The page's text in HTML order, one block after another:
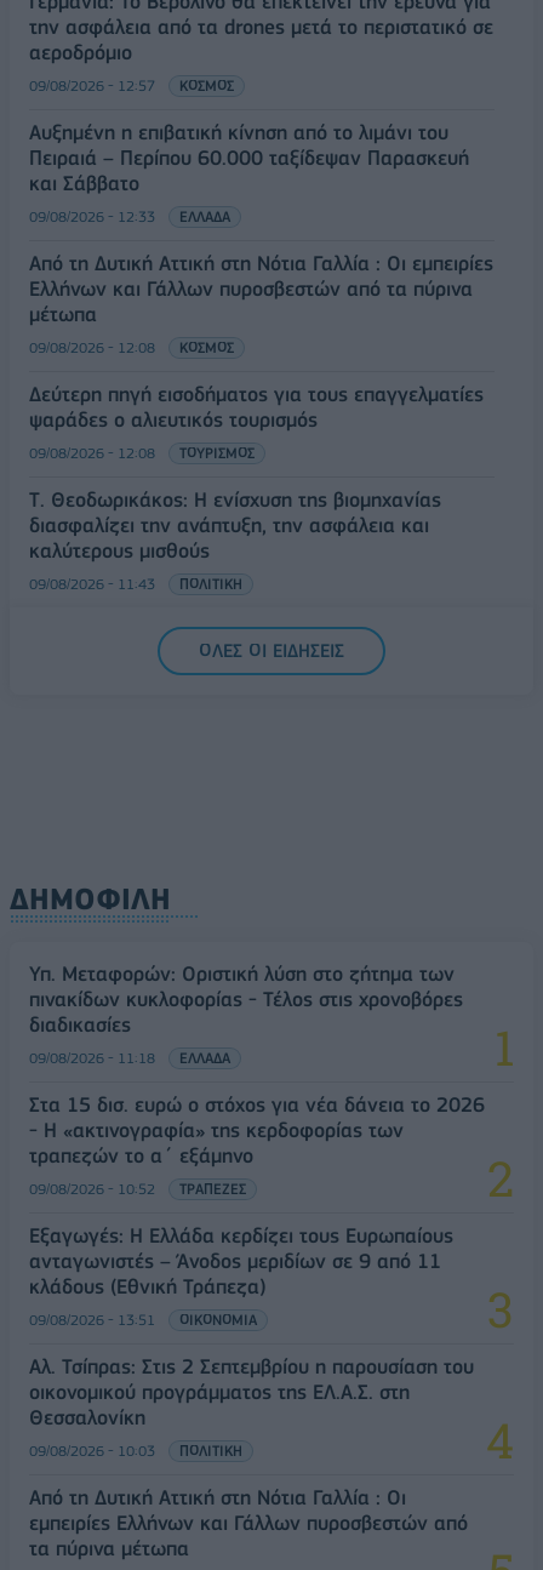
την ασφάλεια από τα drones μετά το περιστατικό σε
αεροδρόμιο
09/08/2026 - 12:57 ΚΟΣΜΟΣ
Αυξημένη η επιβατική κίνηση από το λιμάνι του
Πειραιά – Περίπου 60.000 ταξίδεψαν Παρασκευή
και Σάββατο
09/08/2026 - 12:33 ΕΛΛΑΔΑ
Από τη Δυτική Αττική στη Νότια Γαλλία : Οι εμπειρίες
Ελλήνων και Γάλλων πυροσβεστών από τα πύρινα
μέτωπα
09/08/2026 - 12:08 ΚΟΣΜΟΣ
Δεύτερη πηγή εισοδήματος για τους επαγγελματίες
ψαράδες ο αλιευτικός τουρισμός
09/08/2026 - 12:08 ΤΟΥΡΙΣΜΟΣ
Τ. Θεοδωρικάκος: Η ενίσχυση της βιομηχανίας
διασφαλίζει την ανάπτυξη, την ασφάλεια και
καλύτερους μισθούς
09/08/2026 - 11:43 ΠΟΛΙΤΙΚΗ
Υπ. Μεταφορών: Οριστική λύση στο ζήτημα των
πινακίδων κυκλοφορίας - Τέλος στις χρονοβόρες
ΟΛΕΣ ΟΙ ΕΙΔΗΣΕΙΣ
ΔΗΜΟΦΙΛΗ
Υπ. Μεταφορών: Οριστική λύση στο ζήτημα των
πινακίδων κυκλοφορίας - Τέλος στις χρονοβόρες
διαδικασίες
09/08/2026 - 11:18 ΕΛΛΑΔΑ
Στα 15 δισ. ευρώ ο στόχος για νέα δάνεια το 2026
- Η «ακτινογραφία» της κερδοφορίας των
τραπεζών το α΄ εξάμηνο
09/08/2026 - 10:52 ΤΡΑΠΕΖΕΣ
Εξαγωγές: Η Ελλάδα κερδίζει τους Ευρωπαίους
ανταγωνιστές – Άνοδος μεριδίων σε 9 από 11
κλάδους (Εθνική Τράπεζα)
09/08/2026 - 13:51 ΟΙΚΟΝΟΜΙΑ
Αλ. Τσίπρας: Στις 2 Σεπτεμβρίου η παρουσίαση του
οικονομικού προγράμματος της ΕΛ.Α.Σ. στη
Θεσσαλονίκη
09/08/2026 - 10:03 ΠΟΛΙΤΙΚΗ
Από τη Δυτική Αττική στη Νότια Γαλλία : Οι
εμπειρίες Ελλήνων και Γάλλων πυροσβεστών από
τα πύρινα μέτωπα